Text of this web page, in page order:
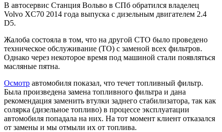
В автосервис Станция Вольво в СПб обратился владелец
Volvo XC70 2014 года выпуска с дизельным двигателем 2.4
D5.
Жалоба состояла в том, что на другой СТО было проведено
техническое обслуживание (ТО) с заменой всех фильтров.
Однако через некоторое время под машиной стали появляться
масляные пятна.
Осмотр автомобиля показал, что течет топливный фильтр.
Была произведена замена топливного фильтра и дана
рекомендация заменить втулки заднего стабилизатора, так как
солярка (дизельное топливо) в процессе эксплуатации
автомобиля попадала на них. На тот момент клиент отказался
от замены и мы отмыли их от топлива.